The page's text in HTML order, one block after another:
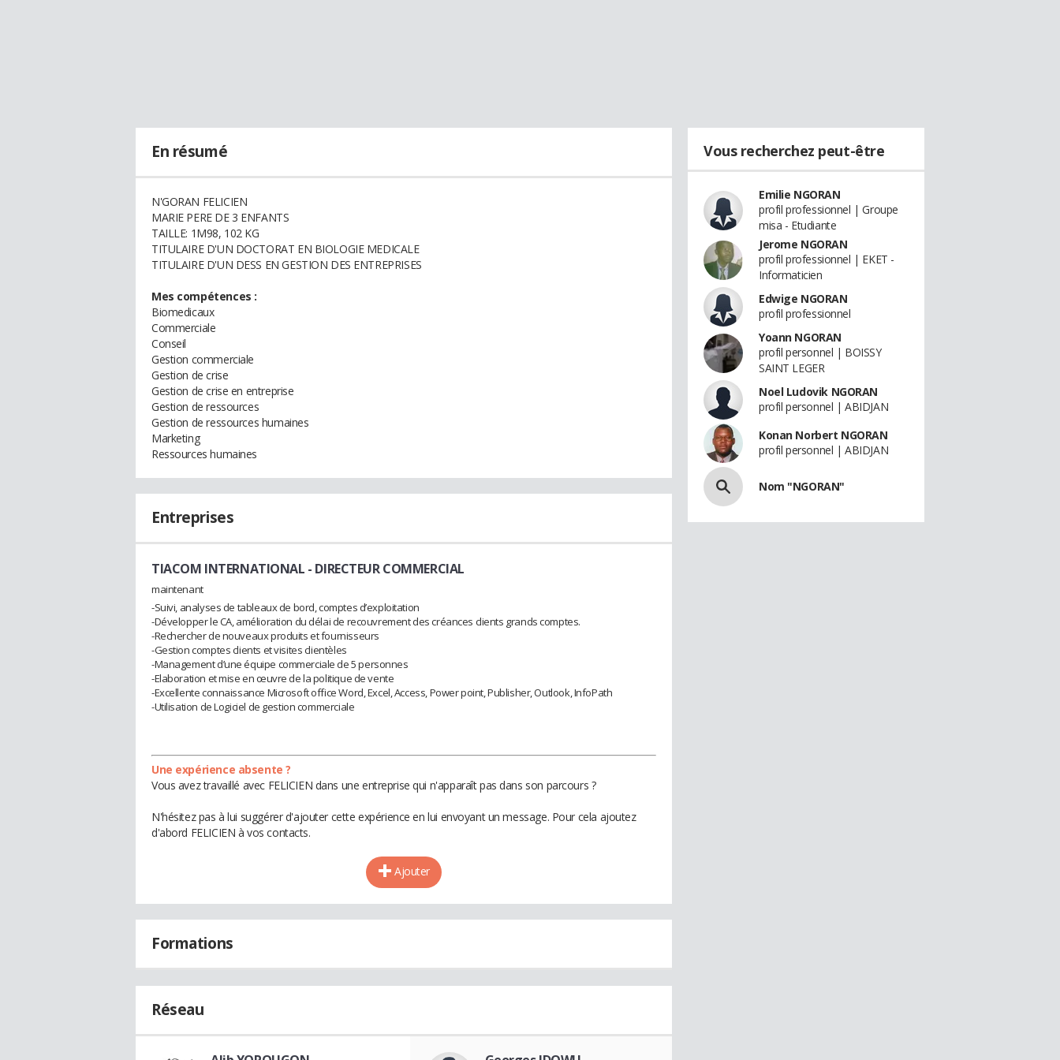
En résumé
N'GORAN FELICIEN
MARIE PERE DE 3 ENFANTS
TAILLE: 1M98, 102 KG
TITULAIRE D'UN DOCTORAT EN BIOLOGIE MEDICALE
TITULAIRE D'UN DESS EN GESTION DES ENTREPRISES
Mes compétences :
Biomedicaux
Commerciale
Conseil
Gestion commerciale
Gestion de crise
Gestion de crise en entreprise
Gestion de ressources
Gestion de ressources humaines
Marketing
Ressources humaines
Entreprises
TIACOM INTERNATIONAL - DIRECTEUR COMMERCIAL
maintenant
-Suivi, analyses de tableaux de bord, comptes d’exploitation
-Développer le CA, amélioration du délai de recouvrement des créances clients grands comptes.
-Rechercher de nouveaux produits et fournisseurs
-Gestion comptes clients et visites clientèles
-Management d’une équipe commerciale de 5 personnes
-Elaboration et mise en œuvre de la politique de vente
-Excellente connaissance Microsoft office Word, Excel, Access, Power point, Publisher, Outlook, InfoPath
-Utilisation de Logiciel de gestion commerciale
Une expérience absente ?
Vous avez travaillé avec FELICIEN dans une entreprise qui n'apparaît pas dans son parcours ?
N'hésitez pas à lui suggérer d'ajouter cette expérience en lui envoyant un message. Pour cela ajoutez
d'abord FELICIEN à vos contacts.
Ajouter
Formations
Réseau
Vous recherchez peut-être
Emilie NGORAN
profil professionnel | Groupe
misa - Etudiante
Jerome NGORAN
profil professionnel | EKET -
Informaticien
Edwige NGORAN
profil professionnel
Yoann NGORAN
profil personnel | BOISSY
SAINT LEGER
Noel Ludovik NGORAN
profil personnel | ABIDJAN
Konan Norbert NGORAN
profil personnel | ABIDJAN
Nom "NGORAN"